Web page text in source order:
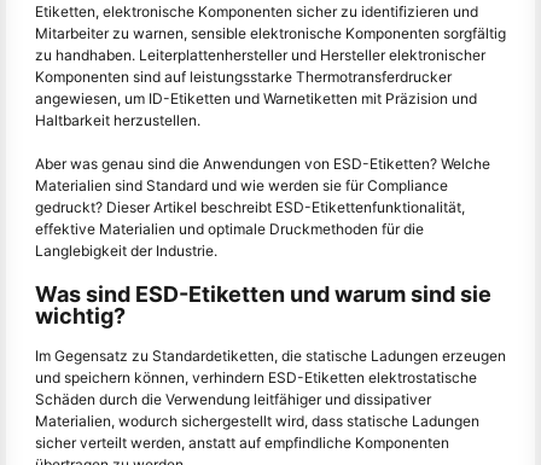
Etiketten, elektronische Komponenten sicher zu identifizieren und
Mitarbeiter zu warnen, sensible elektronische Komponenten sorgfältig
zu handhaben. Leiterplattenhersteller und Hersteller elektronischer
Komponenten sind auf leistungsstarke Thermotransferdrucker
angewiesen, um ID-Etiketten und Warnetiketten mit Präzision und
Haltbarkeit herzustellen.
Aber was genau sind die Anwendungen von ESD-Etiketten? Welche
Materialien sind Standard und wie werden sie für Compliance
gedruckt? Dieser Artikel beschreibt ESD-Etikettenfunktionalität,
effektive Materialien und optimale Druckmethoden für die
Langlebigkeit der Industrie.
Was sind ESD-Etiketten und warum sind sie
wichtig?
Im Gegensatz zu Standardetiketten, die statische Ladungen erzeugen
und speichern können, verhindern ESD-Etiketten elektrostatische
Schäden durch die Verwendung leitfähiger und dissipativer
Materialien, wodurch sichergestellt wird, dass statische Ladungen
sicher verteilt werden, anstatt auf empfindliche Komponenten